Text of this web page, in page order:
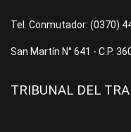
Tel. Conmutador: (0370)
San Martín N° 641 - C.P.
TRIBUNAL DEL